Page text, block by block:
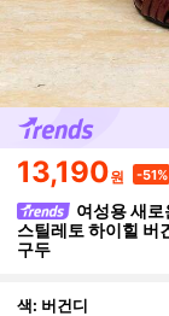
13,190원 -51%
여성용 새
스틸레토 하이힐 버
구두
색: 버건디